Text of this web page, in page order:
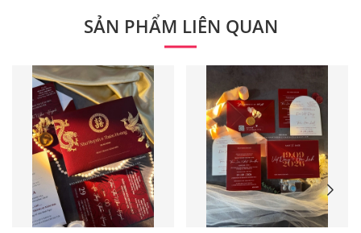
Quý khách vui lòng liên hệ để có thông tin chính xác.
- Mẫu dưới 3000 giá chưa bao gồm bản đồ, quý khách
có nhu cầu in bản đồ sẽ có mức phí 300 - 500 đồng 1
thiệp tuỳ chất liệu.
SẢN PHẨM LIÊN QUAN